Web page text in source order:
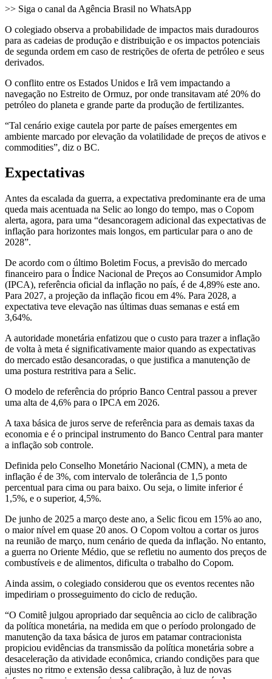
>> Siga o canal da Agência Brasil no WhatsApp
O colegiado observa a probabilidade de impactos mais duradouros
para as cadeias de produção e distribuição e os impactos potenciais
de segunda ordem em caso de restrições de oferta de petróleo e seus
derivados.
O conflito entre os Estados Unidos e Irã vem impactando a
navegação no Estreito de Ormuz, por onde transitavam até 20% do
petróleo do planeta e grande parte da produção de fertilizantes.
“Tal cenário exige cautela por parte de países emergentes em
ambiente marcado por elevação da volatilidade de preços de ativos e
commodities”, diz o BC.
Expectativas
Antes da escalada da guerra, a expectativa predominante era de uma
queda mais acentuada na Selic ao longo do tempo, mas o Copom
alerta, agora, para uma “desancoragem adicional das expectativas de
inflação para horizontes mais longos, em particular para o ano de
2028”.
De acordo com o último Boletim Focus, a previsão do mercado
financeiro para o Índice Nacional de Preços ao Consumidor Amplo
(IPCA), referência oficial da inflação no país, é de 4,89% este ano.
Para 2027, a projeção da inflação ficou em 4%. Para 2028, a
expectativa teve elevação nas últimas duas semanas e está em
3,64%.
A autoridade monetária enfatizou que o custo para trazer a inflação
de volta à meta é significativamente maior quando as expectativas
do mercado estão desancoradas, o que justifica a manutenção de
uma postura restritiva para a Selic.
O modelo de referência do próprio Banco Central passou a prever
uma alta de 4,6% para o IPCA em 2026.
A taxa básica de juros serve de referência para as demais taxas da
economia e é o principal instrumento do Banco Central para manter
a inflação sob controle.
Definida pelo Conselho Monetário Nacional (CMN), a meta de
inflação é de 3%, com intervalo de tolerância de 1,5 ponto
percentual para cima ou para baixo. Ou seja, o limite inferior é
1,5%, e o superior, 4,5%.
De junho de 2025 a março deste ano, a Selic ficou em 15% ao ano,
o maior nível em quase 20 anos. O Copom voltou a cortar os juros
na reunião de março, num cenário de queda da inflação. No entanto,
a guerra no Oriente Médio, que se refletiu no aumento dos preços de
combustíveis e de alimentos, dificulta o trabalho do Copom.
Ainda assim, o colegiado considerou que os eventos recentes não
impediriam o prosseguimento do ciclo de redução.
“O Comitê julgou apropriado dar sequência ao ciclo de calibração
da política monetária, na medida em que o período prolongado de
manutenção da taxa básica de juros em patamar contracionista
propiciou evidências da transmissão da política monetária sobre a
desaceleração da atividade econômica, criando condições para que
ajustes no ritmo e extensão dessa calibração, à luz de novas